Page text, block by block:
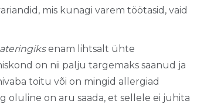
mis kunagi varem töötasid, vaid
enam lihtsalt ühte
on nii palju targemaks saanud ja
toitu või on mingid allergiad
oluline on aru saada, et sellele ei juhita